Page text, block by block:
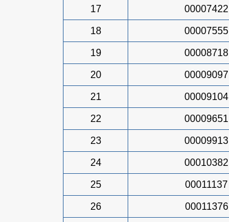
17 00007422
18 00007555
19 00008718
20 00009097
21 00009104
22 00009651
23 00009913
24 00010382
25 00011137
26 00011376